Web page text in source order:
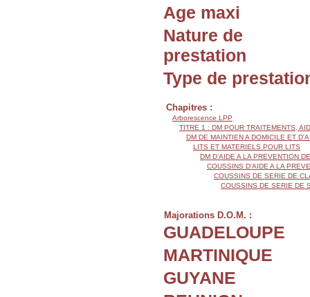
Age maxi
Nature de
prestation
Type de
Chapitres :
Arborescence LPP
TITRE 1 : DM POUR TRAITEMENTS,
DM DE MAINTIEN A DOMICILE ET
LITS ET MATERIELS POUR LITS
DM D'AIDE A LA PREVENTION
COUSSINS D'AIDE A LA
COUSSINS DE SERIE DE
COUSSINS DE SERIE DE
Majorations D.O.M. :
GUADELOUPE
MARTINIQUE
GUYANE